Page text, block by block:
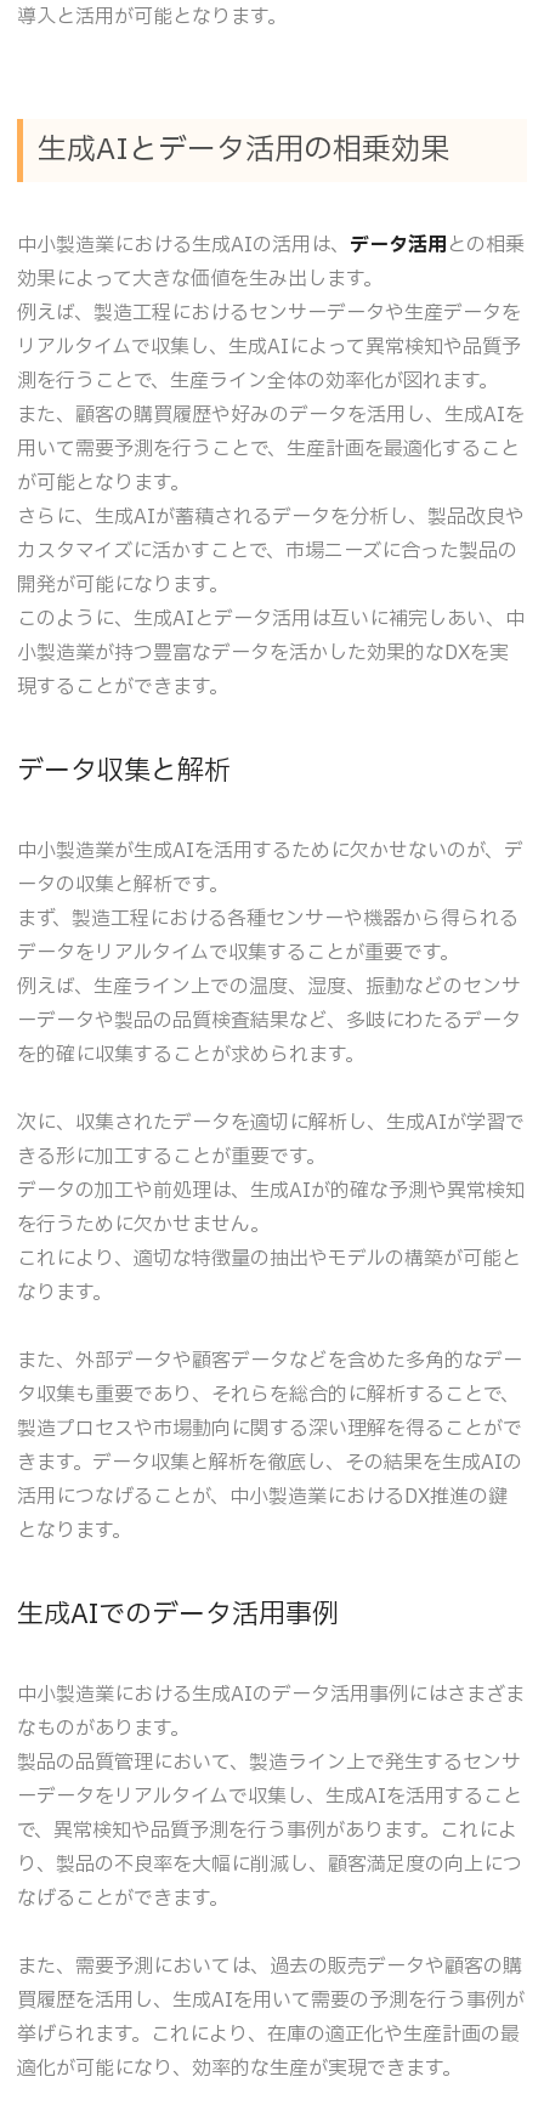
導入と活用が可能となります。
生成AIとデータ活用の相乗効果
中小製造業における生成AIの活用は、 データ活用との相乗
効果によって大きな価値を生み出します。
例えば、製造工程におけるセンサーデータや生産データを
リアルタイムで収集し、生成AIによって異常検知や品質予
測を行うことで、生産ライン全体の効率化が図れます。
また、顧客の購買履歴や好みのデータを活用し、生成AIを
用いて需要予測を行うことで、生産計画を最適化すること
が可能となります。
さらに、生成AIが蓄積されるデータを分析し、製品改良や
カスタマイズに活かすことで、市場ニーズに合った製品の
開発が可能になります。
このように、生成AIとデータ活用は互いに補完しあい、中
小製造業が持つ豊富なデータを活かした効果的なDXを実
現することができます。
データ収集と解析
中小製造業が生成AIを活用するために欠かせないのが、デ
ータの収集と解析です。
まず、製造工程における各種センサーや機器から得られる
データをリアルタイムで収集することが重要です。
例えば、生産ライン上での温度、湿度、振動などのセンサ
ーデータや製品の品質検査結果など、多岐にわたるデータ
を的確に収集することが求められます。
次に、収集されたデータを適切に解析し、生成AIが学習で
きる形に加工することが重要です。
データの加工や前処理は、生成AIが的確な予測や異常検知
を行うために欠かせません。
これにより、適切な特徴量の抽出やモデルの構築が可能と
なります。
また、外部データや顧客データなどを含めた多角的なデー
タ収集も重要であり、それらを総合的に解析することで、
製造プロセスや市場動向に関する深い理解を得ることがで
きます。データ収集と解析を徹底し、その結果を生成AIの
活用につなげることが、中小製造業におけるDX推進の鍵
となります。
生成AIでのデータ活用事例
中小製造業における生成AIのデータ活用事例にはさまざま
なものがあります。
製品の品質管理において、製造ライン上で発生するセンサ
ーデータをリアルタイムで収集し、生成AIを活用すること
で、異常検知や品質予測を行う事例があります。これによ
り、製品の不良率を大幅に削減し、顧客満足度の向上につ
なげることができます。
また、需要予測においては、過去の販売データや顧客の購
買履歴を活用し、生成AIを用いて需要の予測を行う事例が
挙げられます。これにより、在庫の適正化や生産計画の最
適化が可能になり、効率的な生産が実現できます。